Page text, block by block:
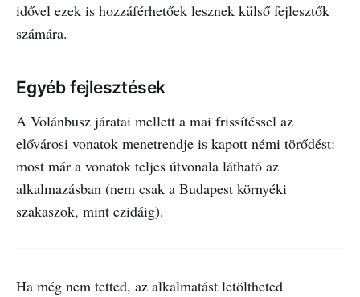
idővel ezek is hozzáférhetőek lesznek külső fejlesztők
számára.
Egyéb fejlesztések
A Volánbusz járatai mellett a mai frissítéssel az
elővárosi vonatok menetrendje is kapott némi törődést:
most már a vonatok teljes útvonala látható az
alkalmazásban (nem csak a Budapest környéki
szakaszok, mint ezidáig).
Ha még nem tetted, az alkalmatást letöltheted